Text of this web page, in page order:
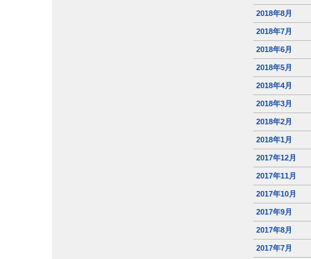
2018年8月
2018年7月
2018年6月
2018年5月
2018年4月
2018年3月
2018年2月
2018年1月
2017年12月
2017年11月
2017年10月
2017年9月
2017年8月
2017年7月